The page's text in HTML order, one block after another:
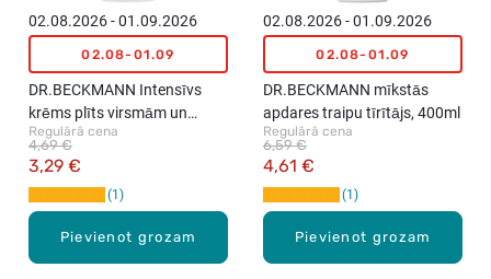
Pievienot grozam
02.08.2026 - 01.09.2026
02.08-01.09
DR.BECKMANN Intensīvs
krēms plīts virsmām un
nerūsējošajam tēraudam,
250ml
Regulārā cena
3,29 €
4,69 €
1
Pievienot grozam
02.08.2026 - 01.09.2026
02.08-01.09
DR.BECKMANN mīkstās
apdares traipu tīrītājs, 400ml
Regulārā cena
4,61 €
6,59 €
1